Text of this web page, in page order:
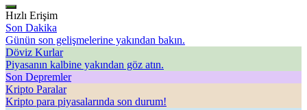
Hızlı Erişim
Son Dakika
Günün son gelişmelerine yakından bakın.
Döviz Kurlar
Piyasanın kalbine yakından göz atın.
Son Depremler
Kripto Paralar
Kripto para piyasalarında son durum!